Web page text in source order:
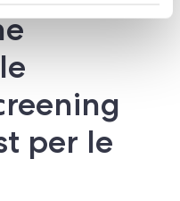
per le